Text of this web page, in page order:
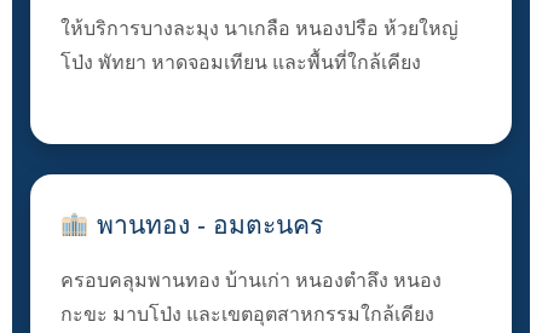
ให้บริการบางละมุง นาเกลือ หนองปรือ ห้วยใหญ่
โป่ง พัทยา หาดจอมเทียน และพื้นที่ใกล้เคียง
พานทอง - อมตะนคร
ครอบคลุมพานทอง บ้านเก่า หนองตำลึง หนอง
กะขะ มาบโป่ง และเขตอุตสาหกรรมใกล้เคียง